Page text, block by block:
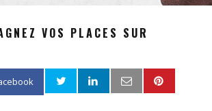
VOS PLACES SUR